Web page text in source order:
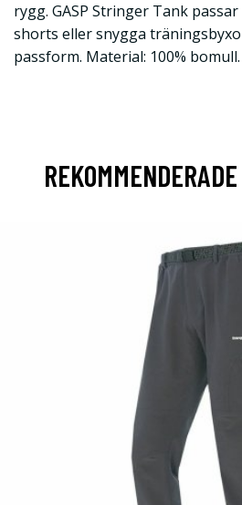
rygg. GASP Stringer Tank
shorts eller snygga
passform. Material: 100%